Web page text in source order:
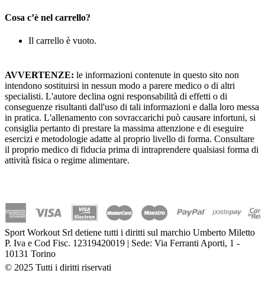
Cosa c’è nel carrello?
Il carrello è vuoto.
AVVERTENZE: le informazioni contenute in questo sito non
intendono sostituirsi in nessun modo a parere medico o di altri
specialisti. L'autore declina ogni responsabilità di effetti o di
conseguenze risultanti dall'uso di tali informazioni e dalla loro messa
in pratica. L'allenamento con sovraccarichi può causare infortuni, si
consiglia pertanto di prestare la massima attenzione e di eseguire
esercizi e metodologie adatte al proprio livello di forma. Consultare
il proprio medico di fiducia prima di intraprendere qualsiasi forma di
attività fisica o regime alimentare.
Sport Workout Srl detiene tutti i diritti sul marchio Umberto Miletto
P. Iva e Cod Fisc. 12319420019 | Sede: Via Ferranti Aporti, 1 -
10131 Torino
© 2025 Tutti i diritti riservati